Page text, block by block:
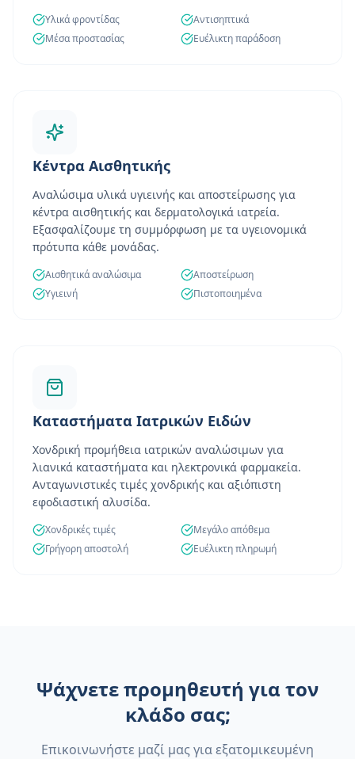
Υλικά φροντίδας
Αντισηπτικά
Μέσα προστασίας
Ευέλικτη παράδοση
Κέντρα Αισθητικής
Αναλώσιμα υλικά υγιεινής και αποστείρωσης για
κέντρα αισθητικής και δερματολογικά ιατρεία.
Εξασφαλίζουμε τη συμμόρφωση με τα υγειονομικά
πρότυπα κάθε μονάδας.
Αισθητικά αναλώσιμα
Αποστείρωση
Υγιεινή
Πιστοποιημένα
Καταστήματα Ιατρικών Ειδών
Χονδρική προμήθεια ιατρικών αναλώσιμων για
λιανικά καταστήματα και ηλεκτρονικά φαρμακεία.
Ανταγωνιστικές τιμές χονδρικής και αξιόπιστη
εφοδιαστική αλυσίδα.
Χονδρικές τιμές
Μεγάλο απόθεμα
Γρήγορη αποστολή
Ευέλικτη πληρωμή
Ψάχνετε προμηθευτή για τον
κλάδο σας;
Επικοινωνήστε μαζί μας για εξατομικευμένη